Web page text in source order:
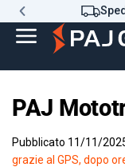
PAJ
Pubblicato 11/11/
grazie al GPS, dopo